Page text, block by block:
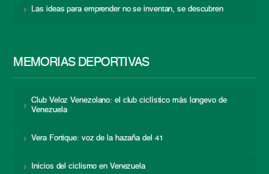
Las ideas para emprender no se inventan, se descubren
MEMORIAS DEPORTIVAS
Club Veloz Venezolano: el club ciclístico más longevo de
Venezuela
Vera Fortique: voz de la hazaña del 41
Inicios del ciclismo en Venezuela